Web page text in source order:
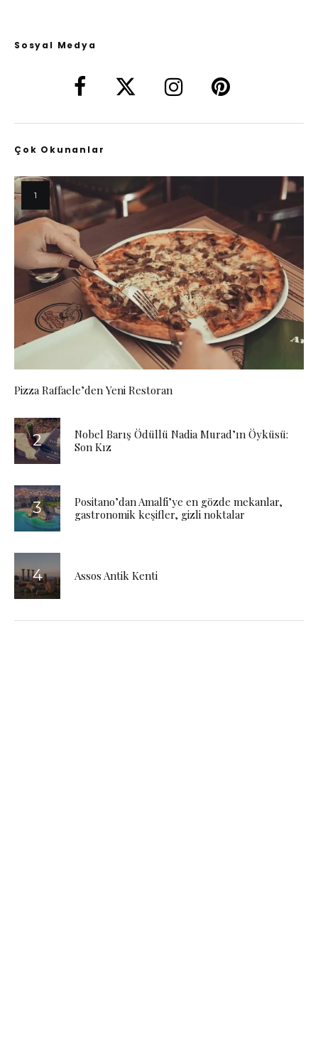
Sosyal Medya
Çok Okunanlar
Pizza Raffaele’den Yeni Restoran
Nobel Barış Ödüllü Nadia Murad’ın Öyküsü:
Son Kız
Positano’dan Amalfi’ye en gözde mekanlar,
gastronomik keşifler, gizli noktalar
Assos Antik Kenti